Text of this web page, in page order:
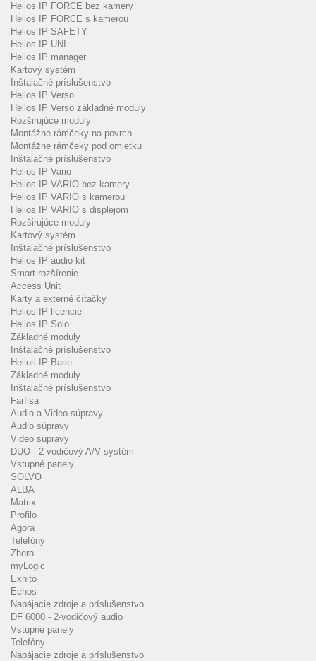
Helios IP FORCE bez kamery
Helios IP FORCE s kamerou
Helios IP SAFETY
Helios IP UNI
Helios IP manager
Kartový systém
Inštalačné príslušenstvo
Helios IP Verso
Helios IP Verso základné moduly
Rozširujúce moduly
Montážne rámčeky na povrch
Montážne rámčeky pod omietku
Inštalačné príslušenstvo
Helios IP Vario
Helios IP VARIO bez kamery
Helios IP VARIO s kamerou
Helios IP VARIO s displejom
Rozširujúce moduly
Kartový systém
Inštalačné príslušenstvo
Helios IP audio kit
Smart rozšírenie
Access Unit
Karty a externé čítačky
Helios IP licencie
Helios IP Solo
Základné moduly
Inštalačné príslušenstvo
Helios IP Base
Základné moduly
Inštalačné príslušenstvo
Farfisa
Audio a Video súpravy
Audio súpravy
Video súpravy
DUO - 2-vodičový A/V systém
Vstupné panely
SOLVO
ALBA
Matrix
Profilo
Agora
Telefóny
Zhero
myLogic
Exhito
Echos
Napájacie zdroje a príslušenstvo
DF 6000 - 2-vodičový audio
Vstupné panely
Telefóny
Napájacie zdroje a príslušenstvo